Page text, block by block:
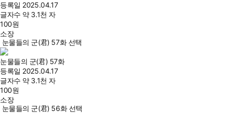
등록일 2025.04.17
글자수 약 3.1천 자
100원
소장
눈물들의 군(君) 57화 선택
눈물들의 군(君) 57화
등록일 2025.04.17
글자수 약 3.1천 자
100원
소장
눈물들의 군(君) 56화 선택